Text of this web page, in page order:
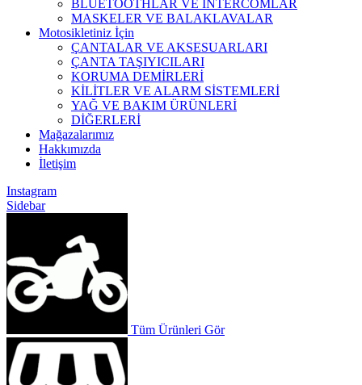
BLUETOOTHLAR VE INTERCOMLAR
MASKELER VE BALAKLAVALAR
Motosikletiniz İçin
ÇANTALAR VE AKSESUARLARI
ÇANTA TAŞIYICILARI
KORUMA DEMİRLERİ
KİLİTLER VE ALARM SİSTEMLERİ
YAĞ VE BAKIM ÜRÜNLERİ
DİĞERLERİ
Mağazalarımız
Hakkımızda
İletişim
Instagram
Sidebar
Tüm Ürünleri Gör